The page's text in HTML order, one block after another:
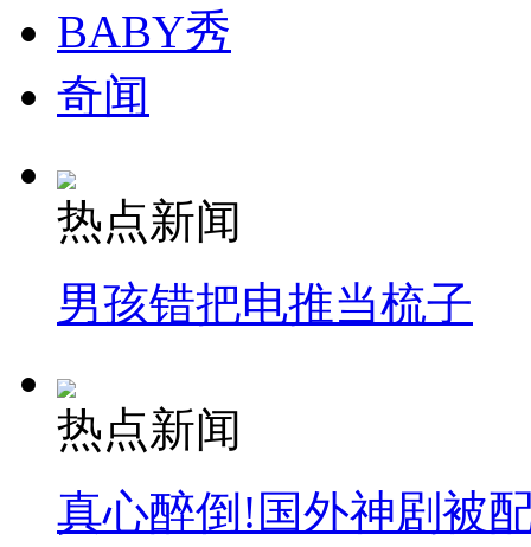
BABY秀
奇闻
热点新闻
男孩错把电推当梳子
热点新闻
真心醉倒!国外神剧被